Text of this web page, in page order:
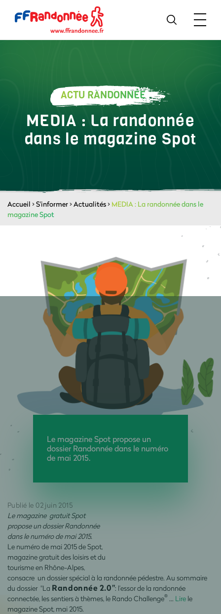
ACTU RANDONNÉE
MEDIA : La randonnée
dans le magazine Spot
Accueil >S'informer>Actualités> MEDIA : La randonnée dans le
magazine Spot
Le magazine Spot propose un
dossier Randonnée dans le numéro
de mai 2015.
Publié le 02 juin 2015
Le magazine gratuit Spot
propose un dossier Randonnée
dans le numéro de mai 2015.
Le numéro de mai 2015 de Spot,
magazine gratuit des loisirs et du
tourisme en Rhône-Alpes,
consacre un dossier spécial à la randonnée pédestre. Au sommaire
du dossier "La Randonnée2.0": l’essor de la randonnée
connectée, les sentiers à thèmes, le Rando Challenge® … Lire le
magazine Spot, mai 2015.